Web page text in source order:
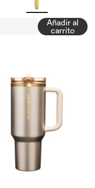
Añadir al
carrito